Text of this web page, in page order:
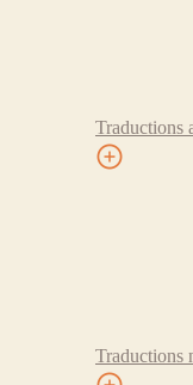
Traductions
Traductions